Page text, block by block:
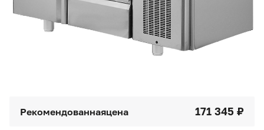
Рекомендованнаяцена 171 345 ₽
Камеры холодильные
Машины холодильные
Решения для Вашего Dark Store
Smart Serviсe
Единый доступ по QR-коду ко всей информации об изделии